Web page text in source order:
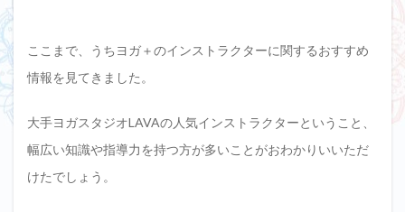
ここまで、うちヨガ＋のインストラクターに関するおすすめ
情報を見てきました。
大手ヨガスタジオLAVAの人気インストラクターということ、
幅広い知識や指導力を持つ方が多いことがおわかりいいただ
けたでしょう。